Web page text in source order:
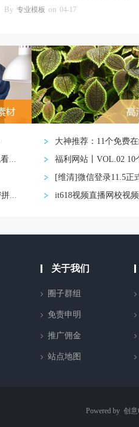
By 专业模板 on 04-17
福利网站丨VOL.02 10个免费在线观看影视网
it618视频直播网校视频加密VIP卡密拼课认证
大神推荐：11个免费
[维清]微信登录11.5正
关于我们
圈子群组
免责申明
推广佣金
站点地图
Powered by 创